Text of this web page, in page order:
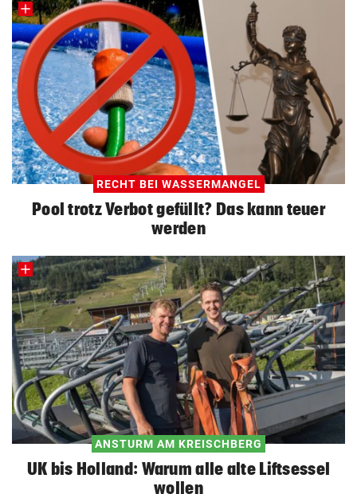
RECHT BEI WASSERMANGEL
Pool trotz Verbot gefüllt? Das kann teuer
werden
ANSTURM AM KREISCHBERG
UK bis Holland: Warum alle alte Liftsessel
wollen